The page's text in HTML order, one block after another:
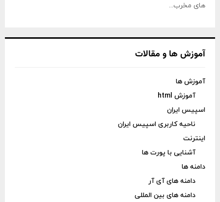
های مخرب...
آموزش ها و مقالات
آموزش ها
آموزش html
اسپیس ایران
ناحیه کاربری اسپیس ایران
اینترنت
آشنایی با پورت ها
دامنه ها
دامنه های آی آر
دامنه های بین المللی